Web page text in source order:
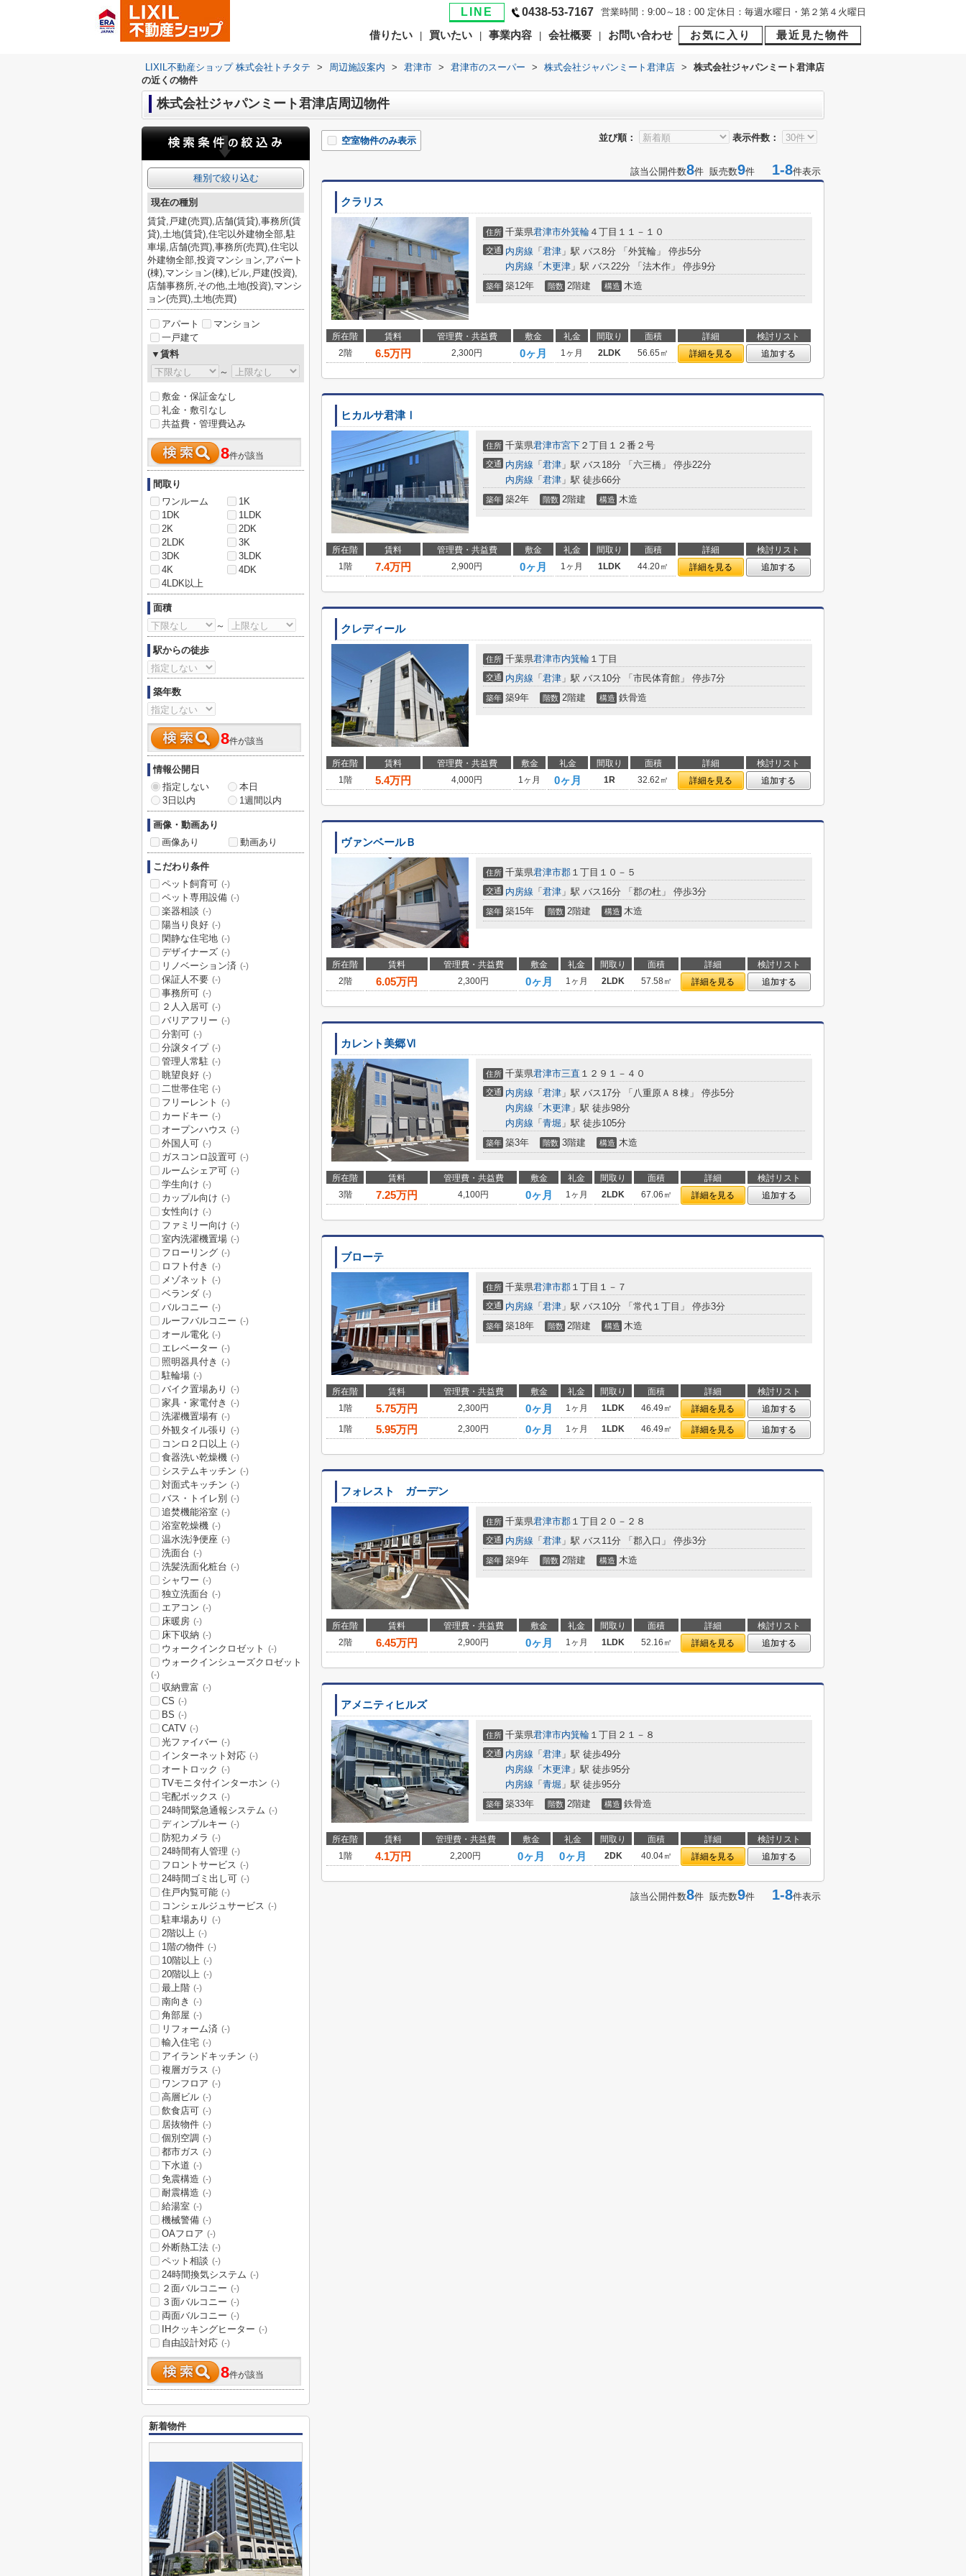
LINE 0438-53-7167 営業時間：9:00～18：00 定休日：毎週水曜日・第２第４火曜日
借りたい 買いたい 事業内容 会社概要 お問い合わせ お気に入り 最近見た物件
LIXIL不動産ショップ 株式会社トチタテ > 周辺施設案内 > 君津市 > 君津市のスーパー > 株式会社ジャパンミート君津店 >
株式会社ジャパンミート君津店
の近くの物件
株式会社ジャパンミート君津店周辺物件
並び順： 表示件数：
空室物件のみ表示
該当公開件数8件 販売数9件 1-8件表示
クラリス
住所 千葉県君津市外箕輪 ４丁目１１－１０
交通 内房線 「 君津 」駅 バス8分 「外箕輪」 停歩5分
内房線 「 木更津 」駅 バス22分 「法木作」 停歩9分
築年 築12年 階数 2階建 構造 木造
所在階 賃料 管理費・共益費 敷金 礼金 間取り 面積 詳細
検討リスト
2階
6.5万円 2,300円 0ヶ月 1ヶ月 2LDK 56.65㎡ 詳細を見る 追加する
ヒカルサ君津Ⅰ
住所 千葉県君津市宮下 ２丁目１２番２号
交通 内房線 「 君津 」駅 バス18分 「六三橋」 停歩22分
内房線 「 君津 」駅 徒歩66分
築年 築2年 階数 2階建 構造 木造
所在階 賃料 管理費・共益費 敷金 礼金 間取り 面積 詳細
検討リスト
1階
7.4万円 2,900円 0ヶ月 1ヶ月 1LDK 44.20㎡ 詳細を見る 追加する
クレディール
住所 千葉県君津市内箕輪 １丁目
交通 内房線 「 君津 」駅 バス10分 「市民体育館」 停歩7分
築年 築9年 階数 2階建 構造 鉄骨造
所在階 賃料 管理費・共益費 敷金 礼金 間取り 面積 詳細
検討リスト
1階
5.4万円 4,000円 1ヶ月 0ヶ月 1R 32.62㎡ 詳細を見る 追加する
ヴァンベールＢ
住所 千葉県君津市郡 １丁目１０－５
交通 内房線 「 君津 」駅 バス16分 「郡の杜」 停歩3分
築年 築15年 階数 2階建 構造 木造
所在階 賃料 管理費・共益費 敷金 礼金 間取り 面積 詳細
検討リスト
2階
6.05万円 2,300円 0ヶ月 1ヶ月 2LDK 57.58㎡ 詳細を見る 追加する
カレント美郷Ⅵ
住所 千葉県君津市三直 １２９１－４０
交通 内房線 「 君津 」駅 バス17分 「八重原Ａ８棟」 停歩5分
内房線 「 木更津 」駅 徒歩98分
内房線 「 青堀 」駅 徒歩105分
築年 築3年 階数 3階建 構造 木造
所在階 賃料 管理費・共益費 敷金 礼金 間取り 面積 詳細
検討リスト
3階
7.25万円 4,100円 0ヶ月 1ヶ月 2LDK 67.06㎡ 詳細を見る 追加する
ブローテ
住所 千葉県君津市郡 １丁目１－７
交通 内房線 「 君津 」駅 バス10分 「常代１丁目」 停歩3分
築年 築18年 階数 2階建 構造 木造
所在階 賃料 管理費・共益費 敷金 礼金 間取り 面積 詳細
検討リスト
1階
5.75万円 2,300円 0ヶ月 1ヶ月 1LDK 46.49㎡ 詳細を見る
追加する
1階
5.95万円 2,300円 0ヶ月 1ヶ月 1LDK 46.49㎡ 詳細を見る 追加する
フォレスト ガーデン
住所 千葉県君津市郡 １丁目２０－２８
交通 内房線 「 君津 」駅 バス11分 「郡入口」 停歩3分
築年 築9年 階数 2階建 構造 木造
所在階 賃料 管理費・共益費 敷金 礼金 間取り 面積 詳細
検討リスト
2階
6.45万円 2,900円 0ヶ月 1ヶ月 1LDK 52.16㎡ 詳細を見る 追加する
アメニティヒルズ
住所 千葉県君津市内箕輪 １丁目２１－８
交通 内房線 「 君津 」駅 徒歩49分
内房線 「 木更津 」駅 徒歩95分
内房線 「 青堀 」駅 徒歩95分
築年 築33年 階数 2階建 構造 鉄骨造
所在階 賃料 管理費・共益費 敷金 礼金 間取り 面積 詳細
検討リスト
1階
4.1万円 2,200円 0ヶ月 0ヶ月 2DK 40.04㎡ 詳細を見る 追加する
該当公開件数8件 販売数9件 1-8件表示
種別で絞り込む
現在の種別
賃貸,戸建(売買),店舗(賃貸),事務所(賃
貸),土地(賃貸),住宅以外建物全部,駐
車場,店舗(売買),事務所(売買),住宅以
外建物全部,投資マンション,アパート
(棟),マンション(棟),ビル,戸建(投資),
店舗事務所,その他,土地(投資),マンシ
ョン(売買),土地(売買)
アパート
マンション
一戸建て
▼賃料
～
敷金・保証金なし
礼金・敷引なし
共益費・管理費込み
8件が該当
間取り
ワンルーム
1K
1DK
1LDK
2K
2DK
2LDK
3K
3DK
3LDK
4K
4DK
4LDK以上
面積
～
駅からの徒歩
築年数
8件が該当
情報公開日
指定しない
本日
3日以内
1週間以内
画像・動画あり
画像あり
動画あり
こだわり条件
ペット飼育可 (-)
ペット専用設備 (-)
楽器相談 (-)
陽当り良好 (-)
閑静な住宅地 (-)
デザイナーズ (-)
リノベーション済 (-)
保証人不要 (-)
事務所可 (-)
２人入居可 (-)
バリアフリー (-)
分割可 (-)
分譲タイプ (-)
管理人常駐 (-)
眺望良好 (-)
二世帯住宅 (-)
フリーレント (-)
カードキー (-)
オープンハウス (-)
外国人可 (-)
ガスコンロ設置可 (-)
ルームシェア可 (-)
学生向け (-)
カップル向け (-)
女性向け (-)
ファミリー向け (-)
室内洗濯機置場 (-)
フローリング (-)
ロフト付き (-)
メゾネット (-)
ベランダ (-)
バルコニー (-)
ルーフバルコニー (-)
オール電化 (-)
エレベーター (-)
照明器具付き (-)
駐輪場 (-)
バイク置場あり (-)
家具・家電付き (-)
洗濯機置場有 (-)
外観タイル張り (-)
コンロ２口以上 (-)
食器洗い乾燥機 (-)
システムキッチン (-)
対面式キッチン (-)
バス・トイレ別 (-)
追焚機能浴室 (-)
浴室乾燥機 (-)
温水洗浄便座 (-)
洗面台 (-)
洗髪洗面化粧台 (-)
シャワー (-)
独立洗面台 (-)
エアコン (-)
床暖房 (-)
床下収納 (-)
ウォークインクロゼット (-)
ウォークインシューズクロゼット
(-)
収納豊富 (-)
CS (-)
BS (-)
CATV (-)
光ファイバー (-)
インターネット対応 (-)
オートロック (-)
TVモニタ付インターホン (-)
宅配ボックス (-)
24時間緊急通報システム (-)
ディンプルキー (-)
防犯カメラ (-)
24時間有人管理 (-)
フロントサービス (-)
24時間ゴミ出し可 (-)
住戸内覧可能 (-)
コンシェルジュサービス (-)
駐車場あり (-)
2階以上 (-)
1階の物件 (-)
10階以上 (-)
20階以上 (-)
最上階 (-)
南向き (-)
角部屋 (-)
リフォーム済 (-)
輸入住宅 (-)
アイランドキッチン (-)
複層ガラス (-)
ワンフロア (-)
高層ビル (-)
飲食店可 (-)
居抜物件 (-)
個別空調 (-)
都市ガス (-)
下水道 (-)
免震構造 (-)
耐震構造 (-)
給湯室 (-)
機械警備 (-)
OAフロア (-)
外断熱工法 (-)
ペット相談 (-)
24時間換気システム (-)
２面バルコニー (-)
３面バルコニー (-)
両面バルコニー (-)
IHクッキングヒーター (-)
自由設計対応 (-)
8件が該当
新着物件